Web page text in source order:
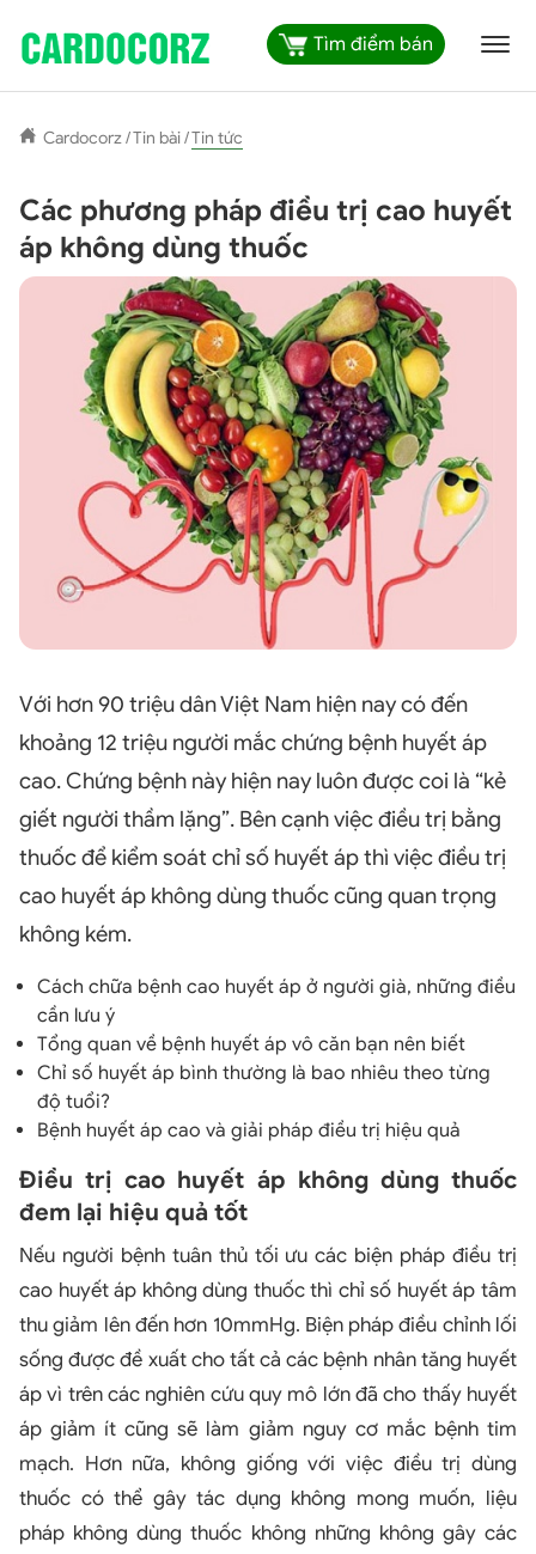
Tìm điểm bán
Cardocorz/Tin bài/Tin tức
Các phương pháp điều trị cao huyết
áp không dùng thuốc
Với hơn 90 triệu dân Việt Nam hiện nay có đến
khoảng 12 triệu người mắc chứng bệnh huyết áp
cao. Chứng bệnh này hiện nay luôn được coi là “kẻ
giết người thầm lặng”. Bên cạnh việc điều trị bằng
thuốc để kiểm soát chỉ số huyết áp thì việc điều trị
cao huyết áp không dùng thuốc cũng quan trọng
không kém.
Cách chữa bệnh cao huyết áp ở người già, những điều
cần lưu ý
Tổng quan về bệnh huyết áp vô căn bạn nên biết
Chỉ số huyết áp bình thường là bao nhiêu theo từng
độ tuổi?
Bệnh huyết áp cao và giải pháp điều trị hiệu quả
Điều trị cao huyết áp không dùng thuốc
đem lại hiệu quả tốt
Nếu người bệnh tuân thủ tối ưu các biện pháp điều trị
cao huyết áp không dùng thuốc thì chỉ số huyết áp tâm
thu giảm lên đến hơn 10mmHg. Biện pháp điều chỉnh lối
sống được đề xuất cho tất cả các bệnh nhân tăng huyết
áp vì trên các nghiên cứu quy mô lớn đã cho thấy huyết
áp giảm ít cũng sẽ làm giảm nguy cơ mắc bệnh tim
mạch. Hơn nữa, không giống với việc điều trị dùng
thuốc có thể gây tác dụng không mong muốn, liệu
pháp không dùng thuốc không những không gây các